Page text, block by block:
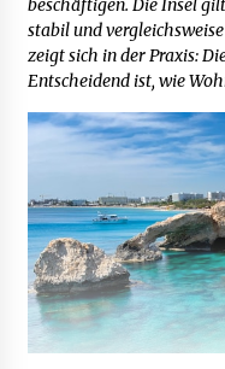
beschäftigen. Die Insel
stabil und
zeigt sich in der Praxis:
Entscheidend ist, wie